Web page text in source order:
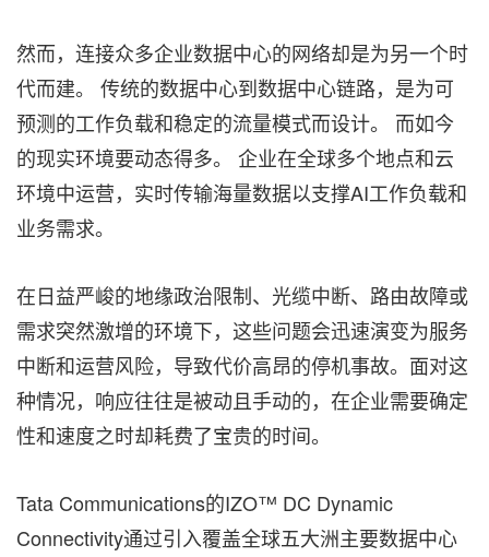
然而，连接众多企业数据中心的网络却是为另一个时
代而建。 传统的数据中心到数据中心链路，是为可
预测的工作负载和稳定的流量模式而设计。 而如今
的现实环境要动态得多。 企业在全球多个地点和云
环境中运营，实时传输海量数据以支撑AI工作负载和
业务需求。
在日益严峻的地缘政治限制、光缆中断、路由故障或
需求突然激增的环境下，这些问题会迅速演变为服务
中断和运营风险，导致代价高昂的停机事故。面对这
种情况，响应往往是被动且手动的，在企业需要确定
性和速度之时却耗费了宝贵的时间。
Tata Communications的IZO™ DC Dynamic
Connectivity通过引入覆盖全球五大洲主要数据中心